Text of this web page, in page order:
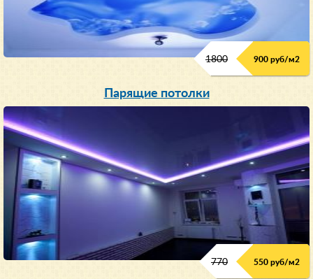
1800 900 руб/м2
Парящие потолки
770 550 руб/м2